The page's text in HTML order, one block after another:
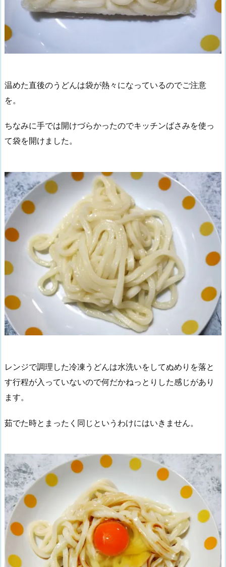
温めた直後のうどんは袋が熱々になっているのでご注意
を。
ちなみに手では開けづらかったのでキッチンばさみを使っ
て袋を開けました。
レンジで調理した冷凍うどんは水洗いをしてぬめりを落と
す行程が入っていないので何だかねっとりした感じがあり
ます。
茹でた時とまったく同じというわけにはいきません。